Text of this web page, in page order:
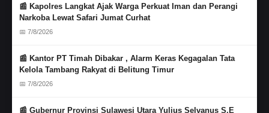
📰 Kapolres Langkat Ajak Warga Perkuat Iman dan Perangi
Narkoba Lewat Safari Jumat Curhat
📅 7/8/2026
📰 Kantor PT Timah Dibakar , Alarm Keras Kegagalan Tata
Kelola Tambang Rakyat di Belitung Timur
📅 7/8/2026
📰 Gubernur Provinsi Sulawesi Utara Yulius Selvanus S.E